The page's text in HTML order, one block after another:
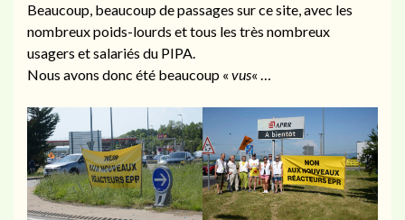
Beaucoup, beaucoup de passages sur ce site, avec les
nombreux poids-lourds et tous les très nombreux
usagers et salariés du PIPA.
Nous avons donc été beaucoup « vus« …